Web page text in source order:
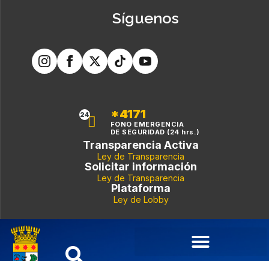
Síguenos
24 *4171
FONO EMERGENCIA
DE SEGURIDAD (24 hrs.)
Transparencia Activa
Ley de Transparencia
Solicitar información
Ley de Transparencia
Plataforma
Ley de Lobby